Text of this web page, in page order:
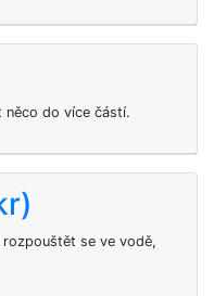
do více částí.
se ve vodě,